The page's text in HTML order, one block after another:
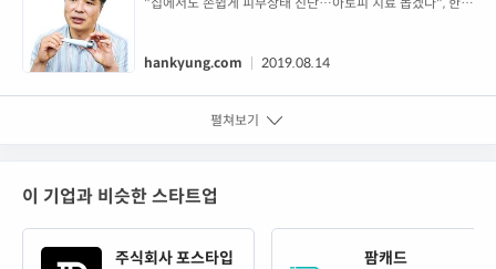
hankyung.com
2019.08.14
펼쳐보기
이 기업과 비슷한 스타트업
주식회사 포스타입
팜캐드